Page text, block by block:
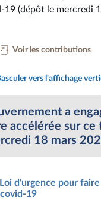
19 (dépôt le mercredi
Voir les contributions
vers l'affichage
a
accélérée sur ce
18 mars
Loi d'urgence pour
19